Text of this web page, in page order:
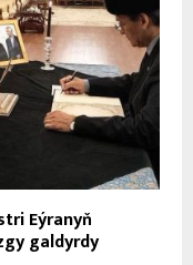
Eýranyň
galdyrdy